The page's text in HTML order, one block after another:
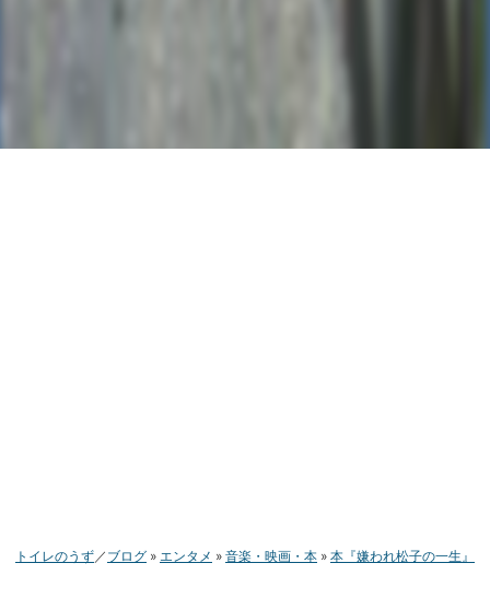
トイレのうず ブログ エンタメ 音楽・映画・本 本『嫌われ松子の一生』